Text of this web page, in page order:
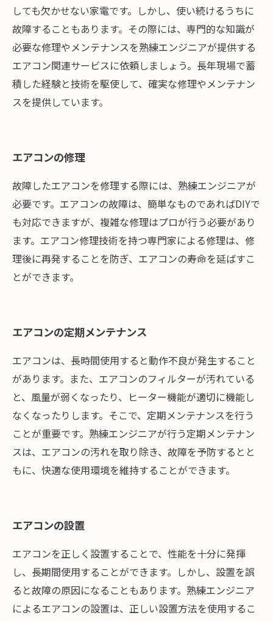
しても欠かせない家電です。しかし、使い続けるうちに
故障することもあります。その際には、専門的な知識が
必要な修理やメンテナンスを熟練エンジニアが提供する
エアコン関連サービスに依頼しましょう。長年現場で蓄
積した経験と技術を駆使して、確実な修理やメンテナン
スを提供しています。
エアコンの修理
故障したエアコンを修理する際には、熟練エンジニアが
必要です。エアコンの故障は、簡単なものであればDIYで
も対応できますが、複雑な修理はプロが行う必要があり
ます。エアコン修理技術を持つ専門家による修理は、修
理後に再発することを防ぎ、エアコンの寿命を延ばすこ
とができます。
エアコンの定期メンテナンス
エアコンは、長時間使用すると動作不良が発生すること
があります。また、エアコンのフィルターが汚れている
と、風量が弱くなったり、ヒーター機能が適切に機能し
なくなったりします。そこで、定期メンテナンスを行う
ことが重要です。熟練エンジニアが行う定期メンテナン
スは、エアコンの汚れを取り除き、故障を予防するとと
もに、快適な使用環境を維持することができます。
エアコンの設置
エアコンを正しく設置することで、性能を十分に発揮
し、長期間使用することができます。しかし、設置を誤
ると故障の原因になることもあります。熟練エンジニア
によるエアコンの設置は、正しい設置方法を使用するこ